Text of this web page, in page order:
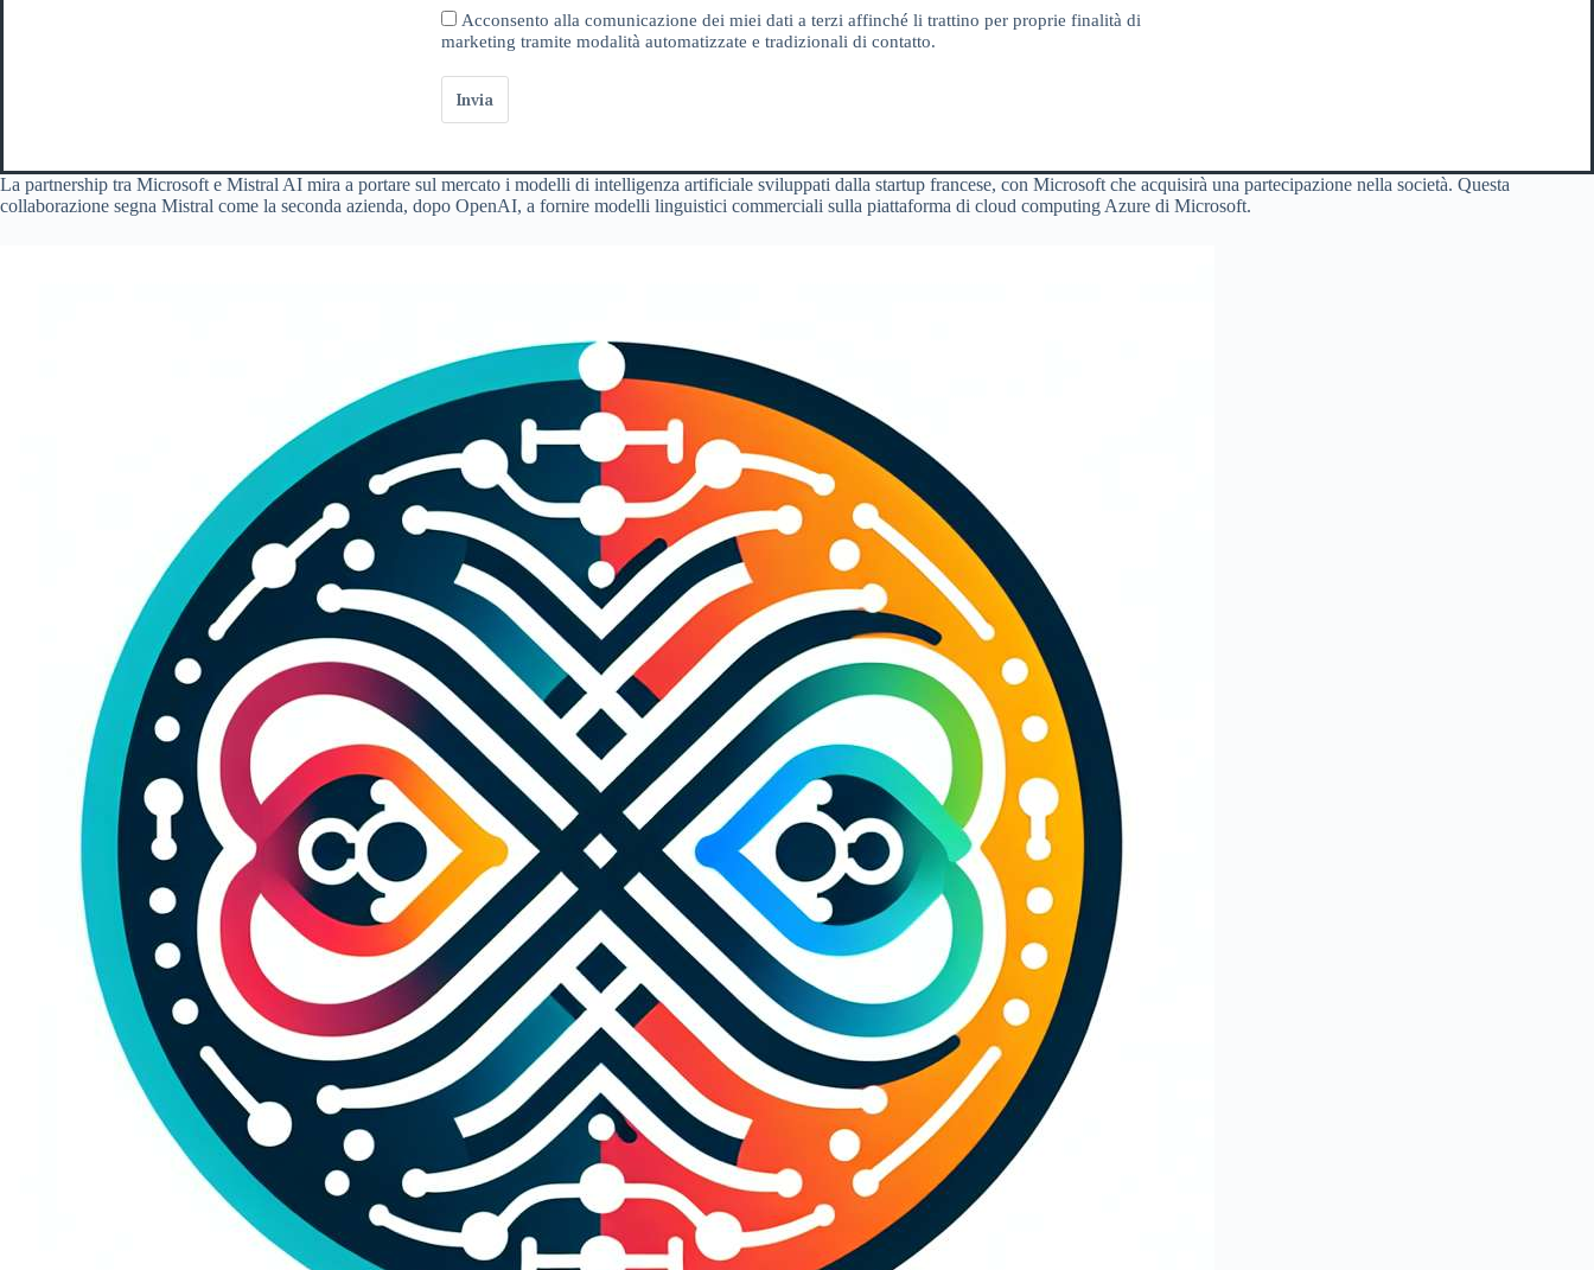
Acconsento alla comunicazione dei miei dati a terzi affinché li trattino per proprie finalità di
marketing tramite modalità automatizzate e tradizionali di contatto.
Invia
La partnership tra Microsoft e Mistral AI mira a portare sul mercato i modelli di intelligenza artificiale sviluppati dalla startup francese, con Microsoft che acquisirà una partecipazione nella società. Questa
collaborazione segna Mistral come la seconda azienda, dopo OpenAI, a fornire modelli linguistici commerciali sulla piattaforma di cloud computing Azure di Microsoft.